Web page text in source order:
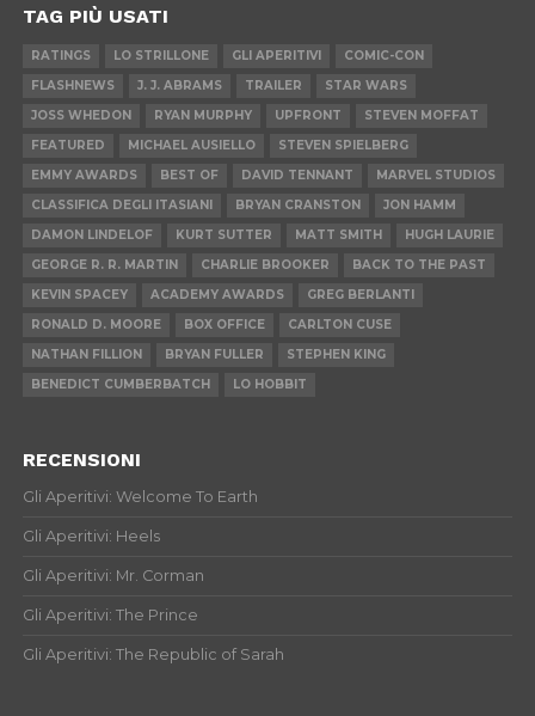
TAG PIÙ USATI
RATINGS LO STRILLONE GLI APERITIVI
COMIC-CON
FLASHNEWS
J. J. ABRAMS TRAILER
STAR WARS
JOSS WHEDON
RYAN MURPHY UPFRONT
STEVEN MOFFAT
FEATURED
MICHAEL AUSIELLO
STEVEN SPIELBERG
EMMY AWARDS
BEST OF DAVID TENNANT
MARVEL STUDIOS
CLASSIFICA DEGLI ITASIANI
BRYAN CRANSTON
JON HAMM
DAMON LINDELOF
KURT SUTTER MATT SMITH
HUGH LAURIE
GEORGE R. R. MARTIN
CHARLIE BROOKER
BACK TO THE PAST
KEVIN SPACEY
ACADEMY AWARDS
GREG BERLANTI
RONALD D. MOORE
BOX OFFICE
CARLTON CUSE
NATHAN FILLION
BRYAN FULLER
STEPHEN KING
BENEDICT CUMBERBATCH
LO HOBBIT
RECENSIONI
Gli Aperitivi: Welcome To Earth
Gli Aperitivi: Heels
Gli Aperitivi: Mr. Corman
Gli Aperitivi: The Prince
Gli Aperitivi: The Republic of Sarah